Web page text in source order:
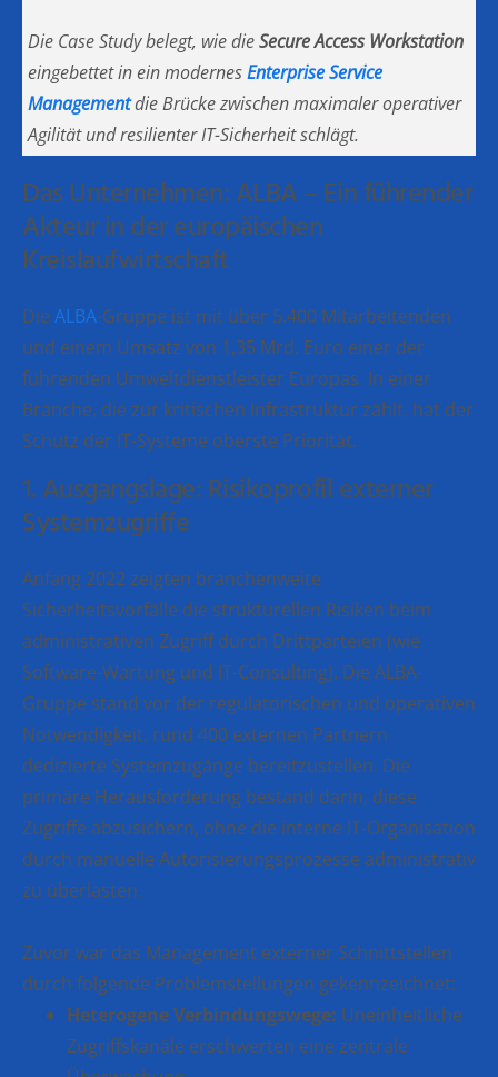
Die Case Study belegt, wie dieSecure Access Workstation
eingebettet in ein modernesEnterprise Service
Managementdie Brücke zwischen maximaler operativer
Agilität und resilienter IT-Sicherheit schlägt.
Das Unternehmen: ALBA – Ein führender
Akteur in der europäischen
Kreislaufwirtschaft
Die ALBA-Gruppe ist mit über 5.400 Mitarbeitenden
und einem Umsatz von 1,35 Mrd. Euro einer der
führenden Umweltdienstleister Europas. In einer
Branche, die zur kritischen Infrastruktur zählt, hat der
Schutz der IT-Systeme oberste Priorität.
1. Ausgangslage: Risikoprofil externer
Systemzugriffe
Anfang 2022 zeigten branchenweite
Sicherheitsvorfälle die strukturellen Risiken beim
administrativen Zugriff durch Drittparteien (wie
Software-Wartung und IT-Consulting). Die ALBA-
Gruppe stand vor der regulatorischen und operativen
Notwendigkeit, rund 400 externen Partnern
dedizierte Systemzugänge bereitzustellen. Die
primäre Herausforderung bestand darin, diese
Zugriffe abzusichern, ohne die interne IT-Organisation
durch manuelle Autorisierungsprozesse administrativ
zu überlasten.
Zuvor war das Management externer Schnittstellen
durch folgende Problemstellungen gekennzeichnet:
Heterogene Verbindungswege: Uneinheitliche
Zugriffskanäle erschwerten eine zentrale